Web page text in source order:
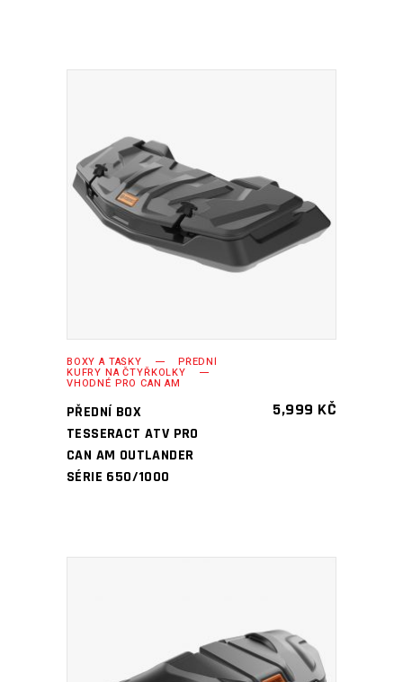
PŘIDAT DO KOŠÍKU
BOXY A TAŠKY PŘEDNÍ
KUFRY NA ČTYŘKOLKY
VHODNÉ PRO CAN AM
PŘEDNÍ BOX
TESSERACT ATV PRO
CAN AM OUTLANDER
SÉRIE 650/1000
5,999 KČ